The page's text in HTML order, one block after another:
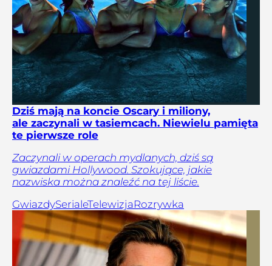
Dziś mają na koncie Oscary i miliony,
ale zaczynali w tasiemcach. Niewielu pamięta
te pierwsze role
Zaczynali w operach mydlanych, dziś są
gwiazdami Hollywood. Szokujące, jakie
nazwiska można znaleźć na tej liście.
GwiazdySerialeTelewizjaRozrywka